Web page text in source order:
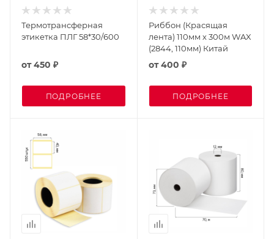
Термотрансферная
этикетка ПЛГ 58*30/600
от450 ₽
ПОДРОБНЕЕ
Риббон (Красящая
лента) 110мм х 300м WAX
(2844, 110мм) Китай
от400 ₽
ПОДРОБНЕЕ